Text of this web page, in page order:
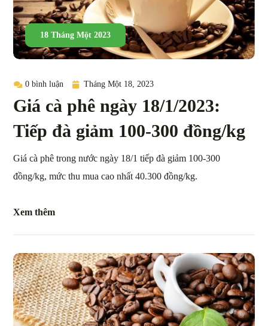
18 Tháng Một 2023
0 bình luận Tháng Một 18, 2023
Giá cà phê ngày 18/1/2023:
Tiếp đà giảm 100-300 đồng/kg
Giá cà phê trong nước ngày 18/1 tiếp đà giảm 100-300
đồng/kg, mức thu mua cao nhất 40.300 đồng/kg.
Xem thêm